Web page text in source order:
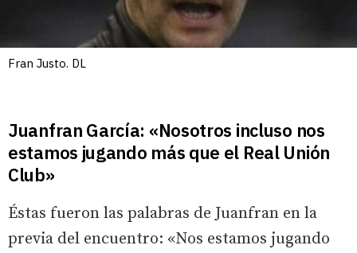
Fran Justo. DL
Juanfran García: «Nosotros incluso nos
estamos jugando más que el Real Unión
Club»
Éstas fueron las palabras de Juanfran en la
previa del encuentro: «Nos estamos jugando